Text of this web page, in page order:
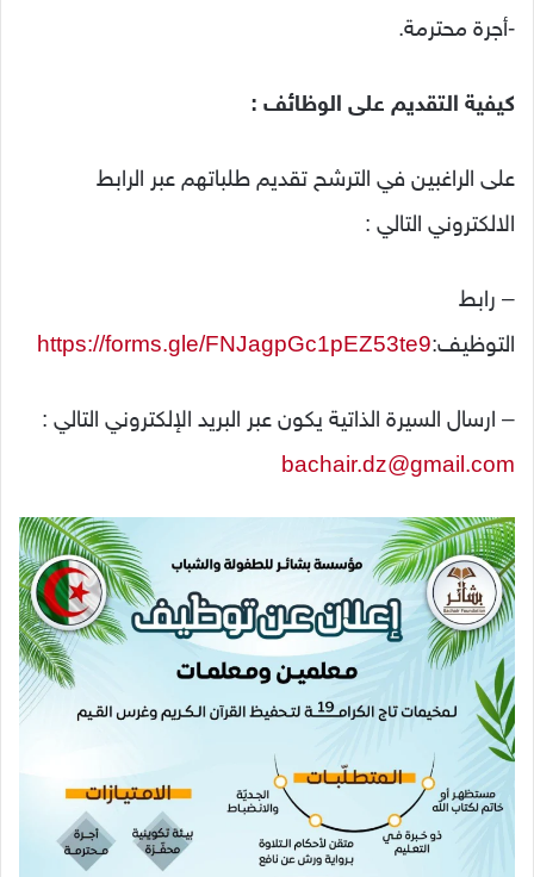
-أجرة محترمة.
كيفية التقديم على الوظائف :
على الراغبين في الترشح تقديم طلباتهم عبر الرابط
الالكتروني التالي :
– رابط
التوظيف:https://forms.gle/FNJagpGc1pEZ53te9
– ارسال السيرة الذاتية يكون عبر البريد الإلكتروني التالي :
bachair.dz@gmail.com